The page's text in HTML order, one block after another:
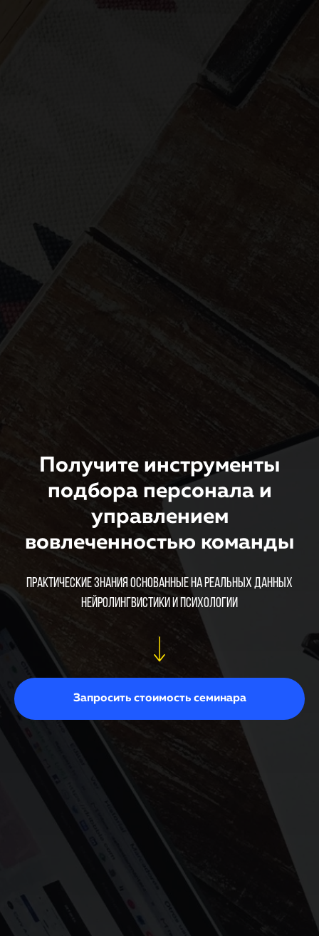
Получите инструменты
подбора персонала и
управлением
вовлеченностью команды
Практические знания основанные на реальных данных
нейролингвистики и психологии
Запросить стоимость семинара